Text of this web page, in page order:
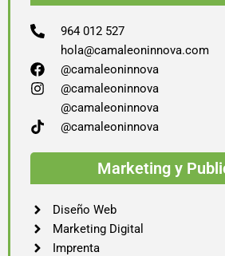
964 012 527
hola@camaleoninnova.com
@camaleoninnova
@camaleoninnova
@camaleoninnova
@camaleoninnova
Marketing y
Diseño Web
Marketing Digital
Imprenta